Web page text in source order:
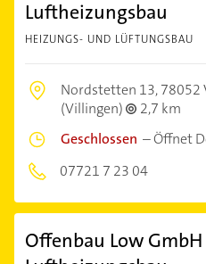
Luftheizungsbau
HEIZUNGS- UND LÜFTUNGSBAU
Nordstetten 13,78052
(Villingen)
2,7 km
Geschlossen –Öffnet
07721 7 23 04
Offenbau Low